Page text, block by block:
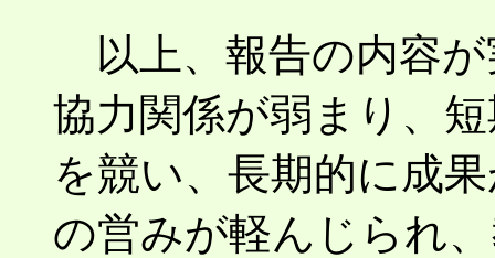
以上、報告の内容が
協力関係が弱まり、
を競い、長期的に成
の営みが軽んじられ